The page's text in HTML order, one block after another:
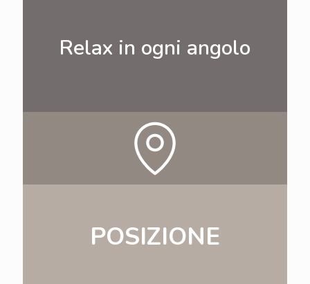
Relax in ogni angolo
POSIZIONE